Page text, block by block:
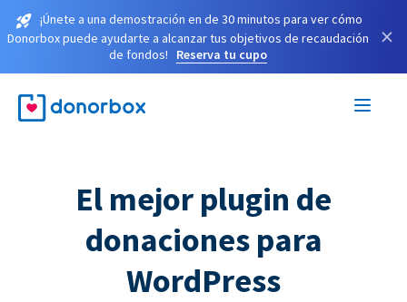
¡Únete a una demostración en de 30 minutos para ver cómo
Donorbox puede ayudarte a alcanzar tus objetivos de recaudación
de fondos!
Reserva tu cupo
×
El mejor plugin de
donaciones para
WordPress